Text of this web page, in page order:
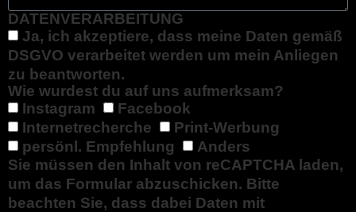
DATENVERARBEITUNG
Ja, ich akzeptiere, dass meine Daten gemäß
DSGVO verarbeitet werden um mein Anliegen
zu beantworten.
Wie wurdest du auf uns aufmerksam?
Instagram
Facebook
Internetrecherche
Print-Werbung
persönl. Empfehlung
Anders
Sie müssen den Inhalt von reCAPTCHA laden,
um das Formular abzuschicken. Bitte
beachten Sie, dass dabei Daten mit